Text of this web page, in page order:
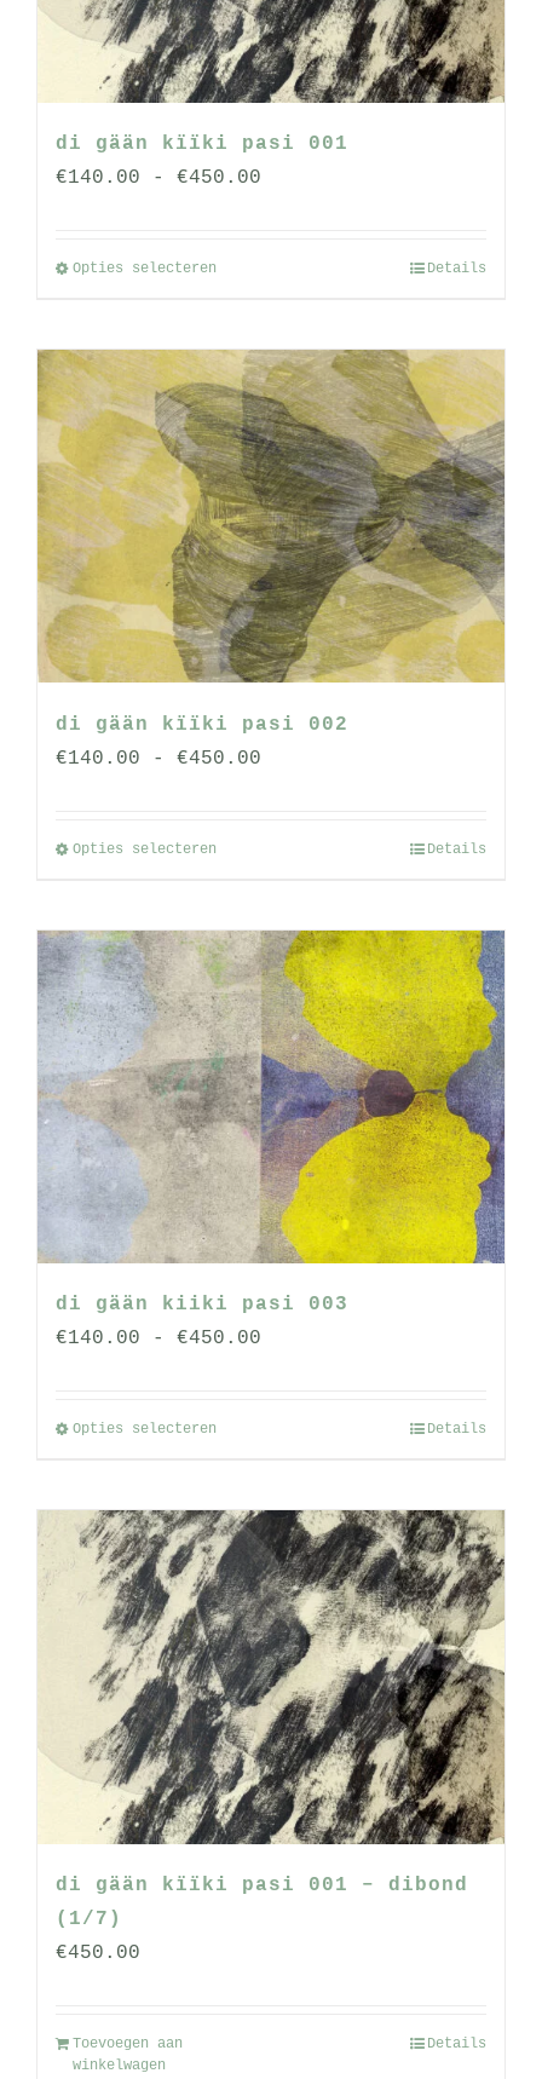
op
de
productpagina
di gään kïïki pasi 001
€140.00 - €450.00
Opties selecteren
meerdere
variaties.
Deze
optie
kan
gekozen
worden
op
de
productpagina
Details
di gään kïïki pasi 002
€140.00 - €450.00
Opties selecteren
meerdere
variaties.
Deze
optie
kan
gekozen
worden
op
de
productpagina
Details
di gään kiiki pasi 003
€140.00 - €450.00
Opties selecteren
meerdere
variaties.
Deze
optie
kan
gekozen
worden
op
de
productpagina
Details
di gään kïïki pasi 001 – dibond
(1/7)
€450.00
Toevoegen aan
winkelwagen
Details